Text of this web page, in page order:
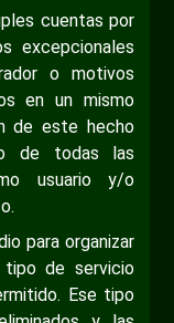
cuentas por
excepcionales
o motivos
en un mismo
de este hecho
de todas las
usuario y/o
para organizar
de servicio
Ese tipo